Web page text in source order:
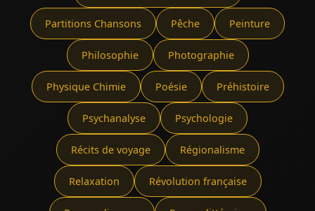
Partitions Chansons Pêche Peinture
Philosophie Photographie
Physique Chimie Poésie Préhistoire
Psychanalyse Psychologie
Récits de voyage Régionalisme
Relaxation Révolution française